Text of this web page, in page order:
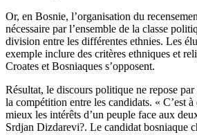
Or, en Bosnie, l’organisation du
nécessaire par l’ensemble de la classe
division entre les différentes ethnies. Les
exemple inclure des critères ethniques et
Croates et Bosniaques s’opposent.
Résultat, le discours politique ne repose
la compétition entre les candidats. « C’est
mieux les intérêts d’un peuple face aux
Srdjan Dizdarevi?. Le candidat bosniaque